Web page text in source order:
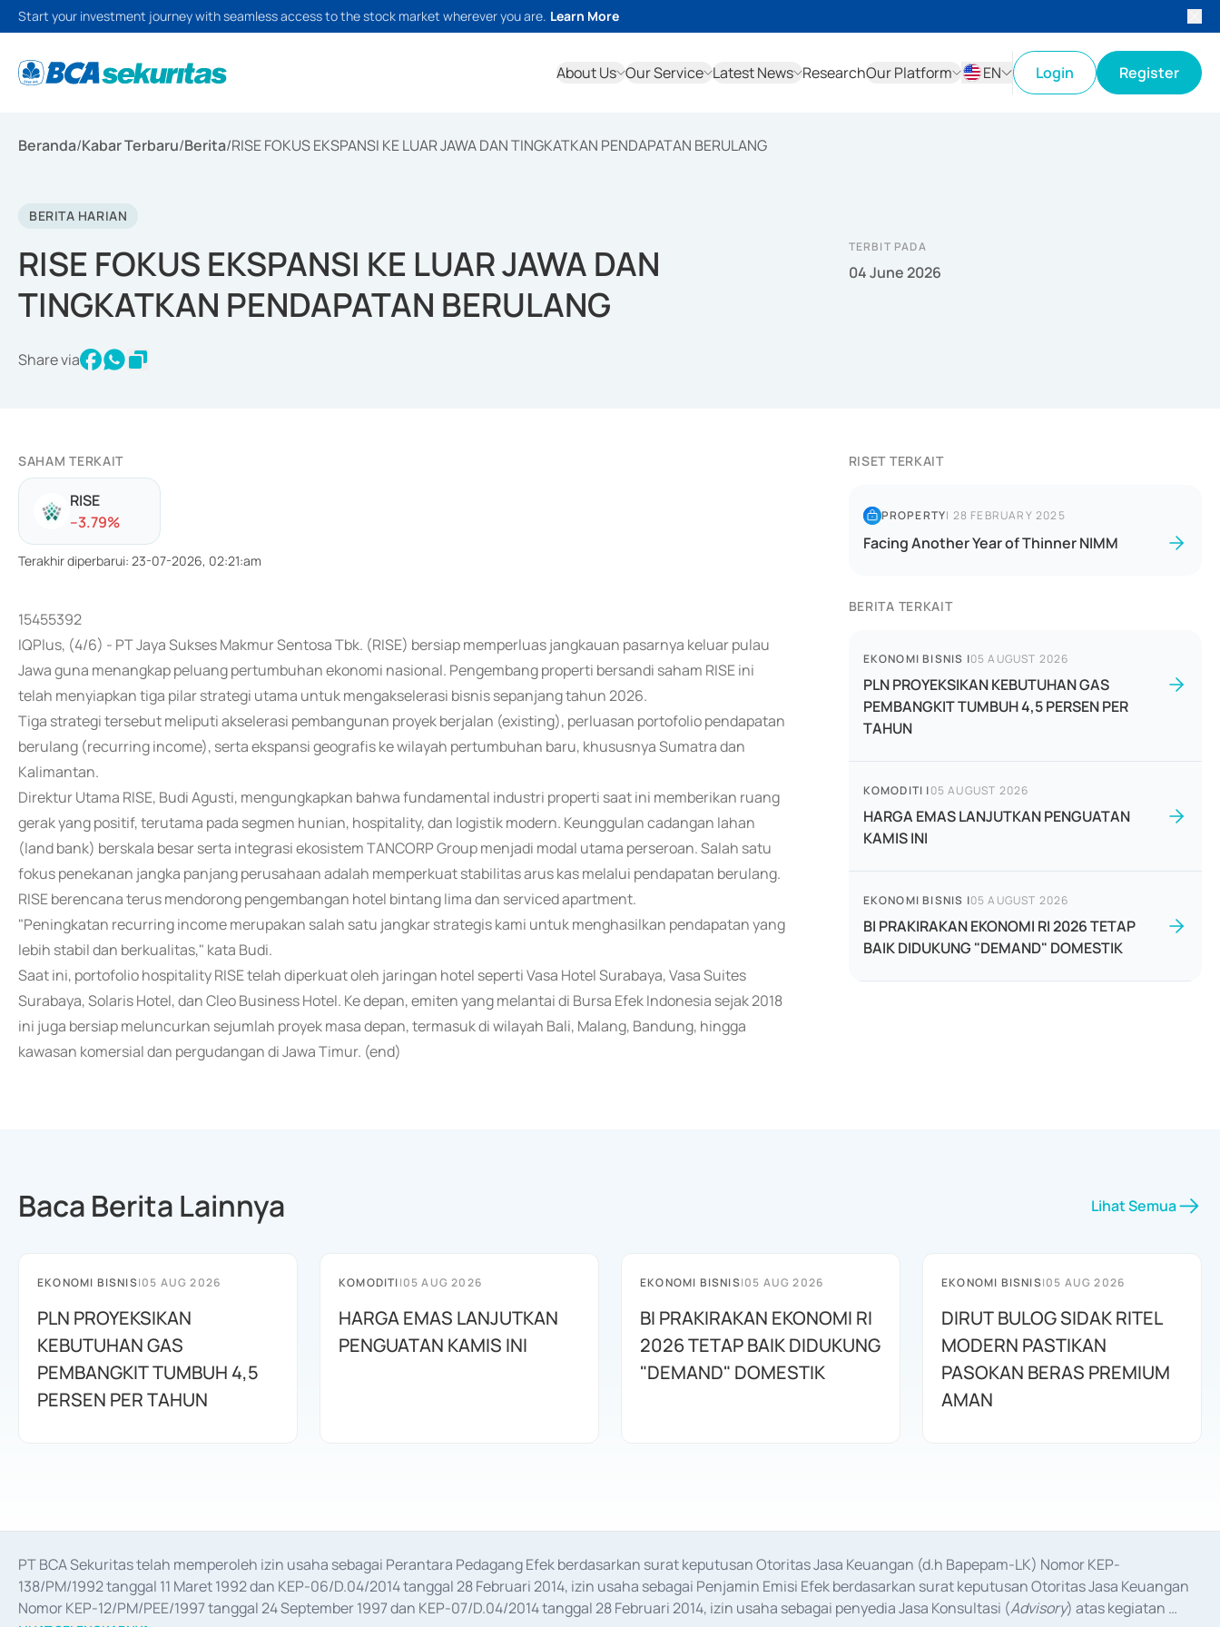
Start your investment journey with seamless access to the stock market wherever you are. Learn More
About Us Our Service Latest News ResearchOur Platform
EN
Login Register
Beranda/Kabar Terbaru/Berita/RISE FOKUS EKSPANSI KE LUAR JAWA DAN TINGKATKAN PENDAPATAN BERULANG
BERITA HARIAN
RISE FOKUS EKSPANSI KE LUAR JAWA DAN
TINGKATKAN PENDAPATAN BERULANG
Share via
TERBIT PADA
04 June 2026
SAHAM TERKAIT
RISE
--3.79%
Terakhir diperbarui: 23-07-2026, 02:21:am
15455392
IQPlus, (4/6) - PT Jaya Sukses Makmur Sentosa Tbk. (RISE) bersiap memperluas jangkauan pasarnya keluar pulau
Jawa guna menangkap peluang pertumbuhan ekonomi nasional. Pengembang properti bersandi saham RISE ini
telah menyiapkan tiga pilar strategi utama untuk mengakselerasi bisnis sepanjang tahun 2026.
Tiga strategi tersebut meliputi akselerasi pembangunan proyek berjalan (existing), perluasan portofolio pendapatan
berulang (recurring income), serta ekspansi geografis ke wilayah pertumbuhan baru, khususnya Sumatra dan
Kalimantan.
Direktur Utama RISE, Budi Agusti, mengungkapkan bahwa fundamental industri properti saat ini memberikan ruang
gerak yang positif, terutama pada segmen hunian, hospitality, dan logistik modern. Keunggulan cadangan lahan
(land bank) berskala besar serta integrasi ekosistem TANCORP Group menjadi modal utama perseroan. Salah satu
fokus penekanan jangka panjang perusahaan adalah memperkuat stabilitas arus kas melalui pendapatan berulang.
RISE berencana terus mendorong pengembangan hotel bintang lima dan serviced apartment.
"Peningkatan recurring income merupakan salah satu jangkar strategis kami untuk menghasilkan pendapatan yang
lebih stabil dan berkualitas," kata Budi.
Saat ini, portofolio hospitality RISE telah diperkuat oleh jaringan hotel seperti Vasa Hotel Surabaya, Vasa Suites
Surabaya, Solaris Hotel, dan Cleo Business Hotel. Ke depan, emiten yang melantai di Bursa Efek Indonesia sejak 2018
ini juga bersiap meluncurkan sejumlah proyek masa depan, termasuk di wilayah Bali, Malang, Bandung, hingga
kawasan komersial dan pergudangan di Jawa Timur. (end)
RISET TERKAIT
PROPERTY| 28 FEBRUARY 2025
Facing Another Year of Thinner NIMM
BERITA TERKAIT
EKONOMI BISNIS |05 AUGUST 2026
PLN PROYEKSIKAN KEBUTUHAN GAS
PEMBANGKIT TUMBUH 4,5 PERSEN PER
TAHUN
KOMODITI |05 AUGUST 2026
HARGA EMAS LANJUTKAN PENGUATAN
KAMIS INI
EKONOMI BISNIS |05 AUGUST 2026
BI PRAKIRAKAN EKONOMI RI 2026 TETAP
BAIK DIDUKUNG "DEMAND" DOMESTIK
Baca Berita Lainnya Lihat Semua
EKONOMI BISNIS|05 AUG 2026
PLN PROYEKSIKAN
KEBUTUHAN GAS
PEMBANGKIT TUMBUH 4,5
PERSEN PER TAHUN
KOMODITI|05 AUG 2026
HARGA EMAS LANJUTKAN
PENGUATAN KAMIS INI
EKONOMI BISNIS|05 AUG 2026
BI PRAKIRAKAN EKONOMI RI
2026 TETAP BAIK DIDUKUNG
"DEMAND" DOMESTIK
EKONOMI BISNIS|05 AUG 2026
DIRUT BULOG SIDAK RITEL
MODERN PASTIKAN
PASOKAN BERAS PREMIUM
AMAN
PT BCA Sekuritas telah memperoleh izin usaha sebagai Perantara Pedagang Efek berdasarkan surat keputusan Otoritas Jasa Keuangan (d.h Bapepam-LK) Nomor KEP-
138/PM/1992 tanggal 11 Maret 1992 dan KEP-06/D.04/2014 tanggal 28 Februari 2014, izin usaha sebagai Penjamin Emisi Efek berdasarkan surat keputusan Otoritas Jasa Keuangan
Nomor KEP-12/PM/PEE/1997 tanggal 24 September 1997 dan KEP-07/D.04/2014 tanggal 28 Februari 2014, izin usaha sebagai penyedia Jasa Konsultasi (Advisory) atas kegiatan